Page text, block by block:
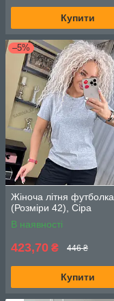
Купити
–5%
Жіноча літня футболка
(Розміри 42), Сіра
В наявності
423,70 ₴ 446 ₴
Купити